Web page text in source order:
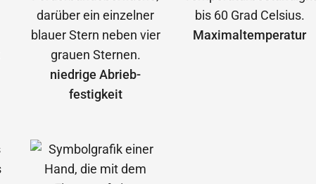
niedrige Abrieb­
festigkeit
Maximal­temperatur